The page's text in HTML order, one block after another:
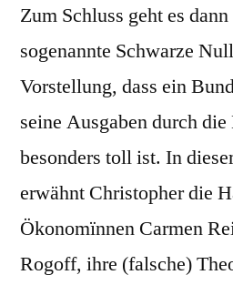
Zum Schluss geht es
sogenannte Schwarze
Vorstellung, dass ein
seine Ausgaben durch
besonders toll ist. In
erwähnt Christopher die
Ökonomïnnen Carmen
Rogoff, ihre (falsche)